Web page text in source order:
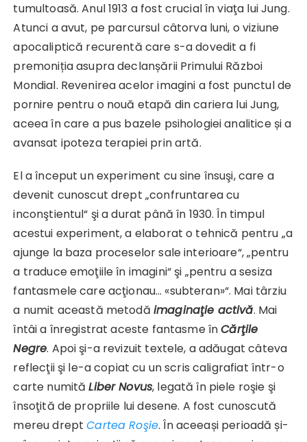
tumultoasă. Anul 1913 a fost crucial în viaţa lui Jung.
Atunci a avut, pe parcursul câtorva luni, o viziune
apocaliptică recurentă care s-a dovedit a fi
premoniția asupra declanșării Primului Război
Mondial. Revenirea acelor imagini a fost punctul de
pornire pentru o nouă etapă din cariera lui Jung,
aceea în care a pus bazele psihologiei analitice și a
avansat ipoteza terapiei prin artă.
El a început un experiment cu sine însuşi, care a
devenit cunoscut drept „confruntarea cu
inconştientul“ şi a durat până în 1930. În timpul
acestui experiment, a elaborat o tehnică pentru „a
ajunge la baza proceselor sale interioare“, „pentru
a traduce emoţiile în imagini“ şi „pentru a sesiza
fantasmele care acţionau… «subteran»“. Mai târziu
a numit această metodă imaginaţie activă. Mai
întâi a înregistrat aceste fantasme înCărţile
Negre. Apoi şi-a revizuit textele, a adăugat câteva
reflecţii şi le-a copiat cu un scris caligrafiat într-o
carte numităLiber Novus, legată în piele roşie şi
însoţită de propriile lui desene. A fost cunoscută
mereu dreptCartea Roşie. În aceeași perioadă și-